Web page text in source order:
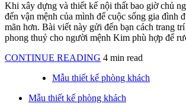
Khi xây dựng và thiết kế nội thất bao giờ chủ
đến vận mệnh của mình để cuộc sống gia đình
mãn hơn. Bài viết này gửi đến bạn cách trang
phong thuỷ cho người mệnh Kim phù hợp để
CONTINUE READING Trang
phòng
theo
4 min read
PostedMẫu thiết kế phòng khách
PostedMẫu thiết kế phòng khách